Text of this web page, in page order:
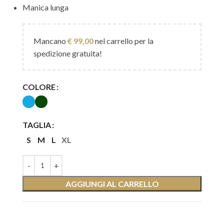
Manica lunga
Mancano € 99,00nel carrello per la
spedizione gratuita!
COLORE
TAGLIA
S
M L XL
AGGIUNGI AL CARRELLO